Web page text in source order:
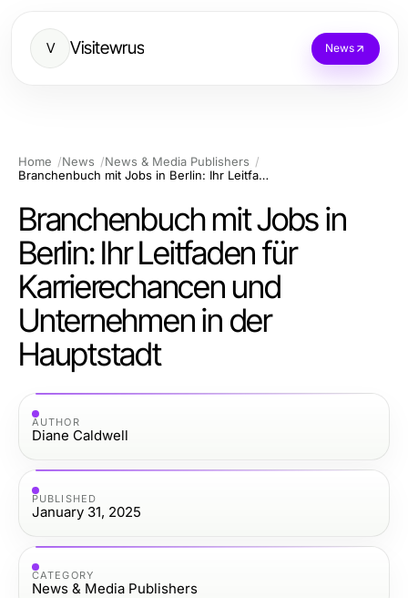
V Visitewrus News
Home News
News & Media Publishers
Branchenbuch mit Jobs in Berlin: Ihr Leitfaden für Karrierechancen und Unternehmen in der Hauptstadt
Branchenbuch mit Jobs in
Berlin: Ihr Leitfaden für
Karrierechancen und
Unternehmen in der
Hauptstadt
AUTHOR
Diane Caldwell
PUBLISHED
January 31, 2025
CATEGORY
News & Media Publishers